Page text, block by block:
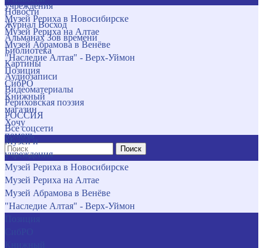
учреждения
Музей Рериха в Новосибирске
Музей Рериха на Алтае
Музей Абрамова в Венёве
"Наследие Алтая" - Верх-Уймон
Позиция
СибРО
Книжный
магазин
Хочу
помочь
Поиск
Новости
Журнал Восход
Альманах Зов времени
Библиотека
Картины
Аудиозаписи
Видеоматериалы
Рериховская поэзия
РОССИЯ
Все соцсети
Музеи и
учреждения
Музей Рериха в Новосибирске
Музей Рериха на Алтае
Музей Абрамова в Венёве
"Наследие Алтая" - Верх-Уймон